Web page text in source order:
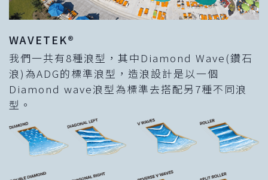
WAVETEK®
我們一共有8種浪型，其中Diamond Wave(鑽石
浪)為ADG的標準浪型，造浪設計是以一個
Diamond wave浪型為標準去搭配另7種不同浪
型。